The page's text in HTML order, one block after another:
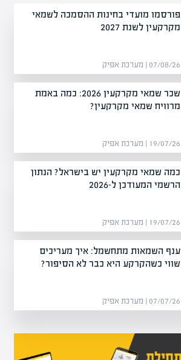
פורסמו מועדי בחינות ההסמכה לשמאי
מקרקעין לשנת 2027
07/08/26 | מערכת אפיק
שכר שמאי מקרקעין 2026: כמה באמת
מרוויח שמאי מקרקעין?
19/07/26 | מערכת אפיק
כמה שמאי מקרקעין יש בישראל? הנתון
הרשמי המעודכן ל-2026
19/07/26 | מערכת אפיק
ענף השמאות מתחשמל: איך מעריכים
שווי כשהקרקע היא כבר לא הסיפור?
07/07/26 | מערכת אפיק